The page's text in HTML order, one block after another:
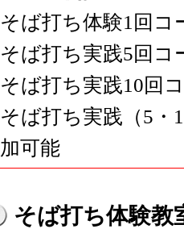
そば打ち体験1回
そば打ち実践5回
そば打ち実践10
そば打ち実践（5・
加可能
そば打ち体験教